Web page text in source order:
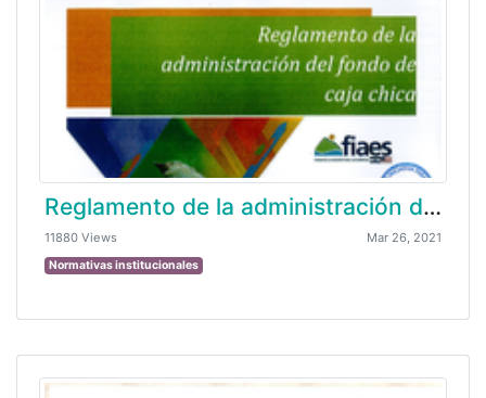
Reglamento de la administración del fondo de caja chica
11880 Views Mar 26, 2021
Normativas institucionales